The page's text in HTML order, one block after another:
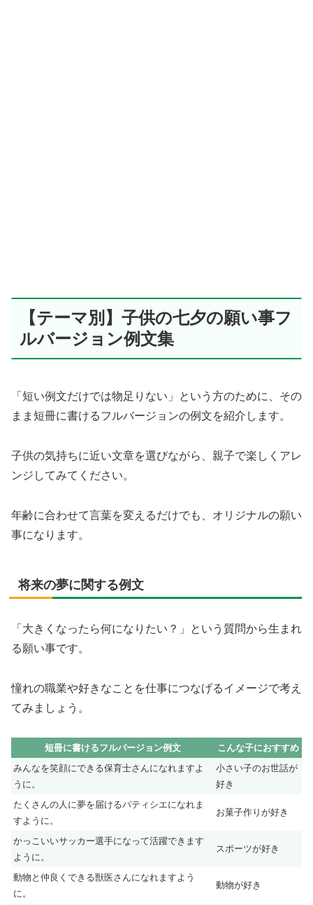
【テーマ別】子供の七夕の願い事フ
ルバージョン例文集
「短い例文だけでは物足りない」という方のために、その
まま短冊に書けるフルバージョンの例文を紹介します。
子供の気持ちに近い文章を選びながら、親子で楽しくアレ
ンジしてみてください。
年齢に合わせて言葉を変えるだけでも、オリジナルの願い
事になります。
将来の夢に関する例文
「大きくなったら何になりたい？」という質問から生まれ
る願い事です。
憧れの職業や好きなことを仕事につなげるイメージで考え
てみましょう。
短冊に書けるフルバージョン例文
こんな子におすすめ
みんなを笑顔にできる保育士さんになれますよ
うに。
小さい子のお世話が
好き
たくさんの人に夢を届けるパティシエになれま
すように。
お菓子作りが好き
かっこいいサッカー選手になって活躍できます
ように。
スポーツが好き
動物と仲良くできる獣医さんになれますよう
に。
動物が好き